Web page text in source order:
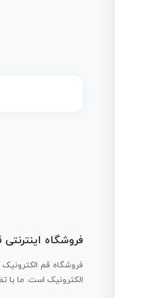
فروشگاه
فروشگاه قم
الکترونیک است. ما با